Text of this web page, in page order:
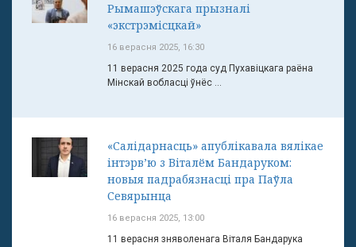
Рымашэўскага прызналі
«экстрэмісцкай»
16 верасня 2025, 16:30
11 верасня 2025 года суд Пухавіцкага раёна
Мінскай вобласці ўнёс ...
«Салідарнасць» апублікавала вялікае
інтэрв’ю з Віталём Бандаруком:
новыя падрабязнасці пра Паўла
Севярынца
16 верасня 2025, 13:00
11 верасня зняволенага Віталя Бандарука